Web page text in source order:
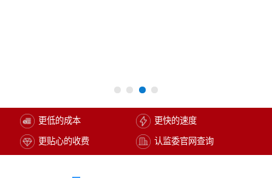
更低的成本 更快的速度
更贴心的收费 认监委官网查询